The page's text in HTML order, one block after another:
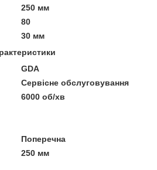
250 мм
80
30 мм
GDA
Сервісне обслуговування
6000 об/хв
Поперечна
250 мм